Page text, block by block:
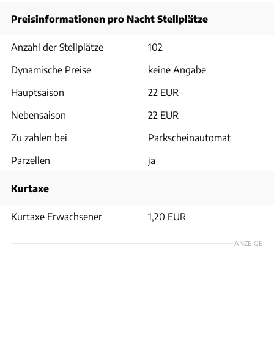
Preisinformationen pro Nacht Stellplätze
Anzahl der Stellplätze
102
Dynamische Preise
keine Angabe
Hauptsaison
22 EUR
Nebensaison
22 EUR
Zu zahlen bei
Parkscheinautomat
Parzellen
ja
Kurtaxe
Kurtaxe Erwachsener 1,20 EUR
ANZEIGE